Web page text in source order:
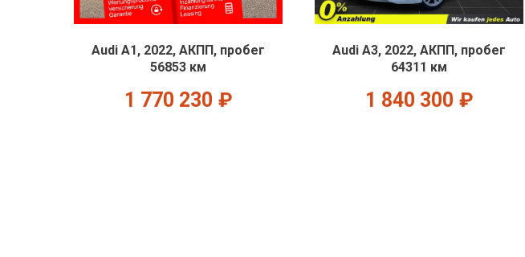
Audi A1, 2022, АКПП, пробег
56853 км
1 770 230 ₽
Audi A3, 2022, АКПП, пробег
64311 км
1 840 300 ₽